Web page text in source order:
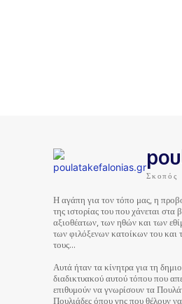
Σκοπός
Η αγάπη για τον τόπο μας, η
της ιστορίας του που χάνεται
αξιοθέατων, των ηθών και των
των φιλόξενων κατοίκων του και
τους…
Αυτά ήταν τα κίνητρα για τη
διαδικτυακού αυτού τόπου που
επιθυμούν να γνωρίσουν τα
Πουλιάδες όπου γης που θέλουν